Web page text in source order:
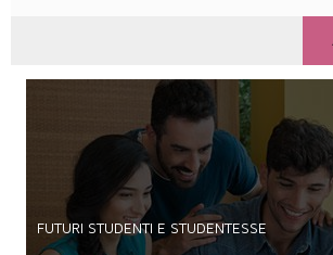
FUTURI STUDENTI E STUDENTESSE